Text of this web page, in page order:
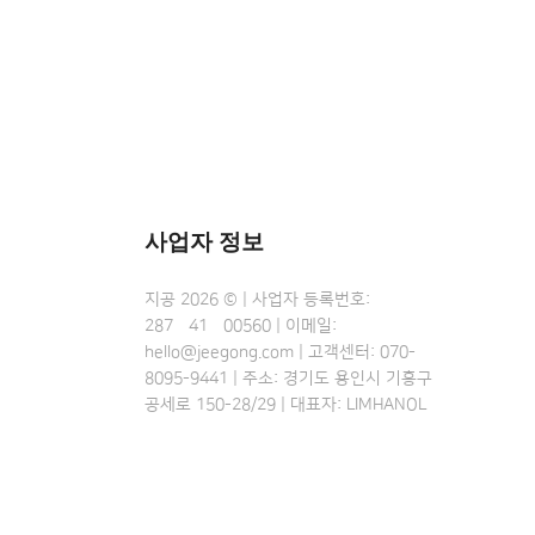
사업자 정보
지공 2026 © | 사업자 등록번호:
287•41•00560 | 이메일:
hello@jeegong.com | 고객센터: 070-
8095-9441 | 주소: 경기도 용인시 기흥구
공세로 150-28/29 | 대표자: LIMHANOL